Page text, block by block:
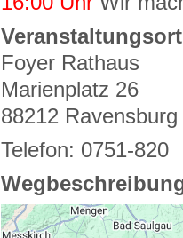
Foyer Rathaus
Marienplatz 26
88212 Ravensburg
Telefon: 0751-820